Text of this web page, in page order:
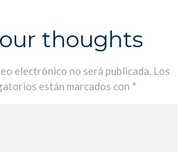
thoughts
electrónico no será publicada. Los
están marcados con *